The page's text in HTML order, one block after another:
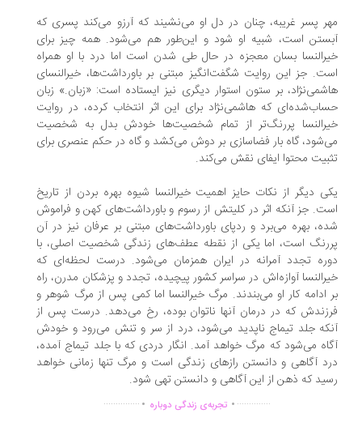
پسر غریبه، چنان در دل او می‌نشیند که آرزو می‌کند پسری که
است، شبیه او شود و این‌طور هم می‌شود. همه ‌چیز برای
بسان معجزه در حال طی شدن است اما درد با او همراه
جز این روایت شگفت‌انگیز مبتنی بر باورداشت‌ها، خیرالنسای
بر ستون استوار دیگری نیز ایستاده است: «زبان.» زبان
که هاشمی‌نژاد برای این اثر انتخاب کرده، در روایت
پررنگ‌تر از تمام شخصیت‌ها خودش بدل به شخصیت
گاه بار فضاسازی بر دوش می‌کشد و گاه در حکم عنصری برای
محتوا ایفای نقش می‌کند.
دیگر از نکات حایز اهمیت خیرالنسا شیوه بهره‌ بردن از تاریخ
جز آنکه اثر در کلیتش از رسوم و باورداشت‌های کهن و فراموش
بهره می‌برد و ردپای باورداشت‌های مبتنی بر عرفان نیز در آن
است، اما یکی از نقطه عطف‌های زندگی شخصیت اصلی، با
تجدد آمرانه در ایران همزمان می‌شود. درست لحظه‌ای که
آوازه‌اش در سراسر کشور پیچیده، تجدد و پزشکان مدرن، راه
ادامه کار او می‌بندند. مرگ خیرالنسا اما کمی پس از مرگ شوهر و
که در درمان آنها ناتوان بوده، رخ می‌دهد. درست پس از
جلد تیماج ناپدید می‌شود، درد از سر و تنش می‌رود و خودش
می‌شود که مرگ خواهد آمد. انگار دردی که با جلد تیماج آمده،
آگاهی و دانستن رازهای زندگی است و مرگ تنها زمانی خواهد
که ذهن از این آگاهی و دانستن تهی شود.
............... .تجربه‌ی زندگی دوباره ...............